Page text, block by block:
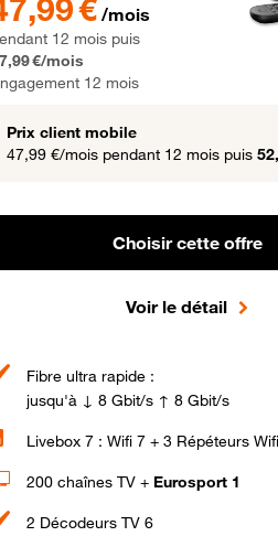
€/mois
12 mois puis
€/mois
12 mois
Prix client mobile
47,99 €/mois pendant 12 mois puis
Choisir cette offre
Voir le détail
Fibre ultra rapide :
jusqu'à ↓ 8 Gbit/s ↑ 8 Gbit/s
Livebox 7 : Wifi 7 + 3 Répéteurs
200 chaînes TV + Eurosport 1
2 Décodeurs TV 6